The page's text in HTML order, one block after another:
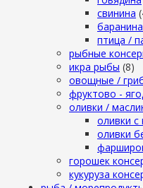
свинина
птица /
рыбные
икра рыбы (8)
овощные /
фруктово -
оливки /
оливки с
оливки
горошек
кукуруза